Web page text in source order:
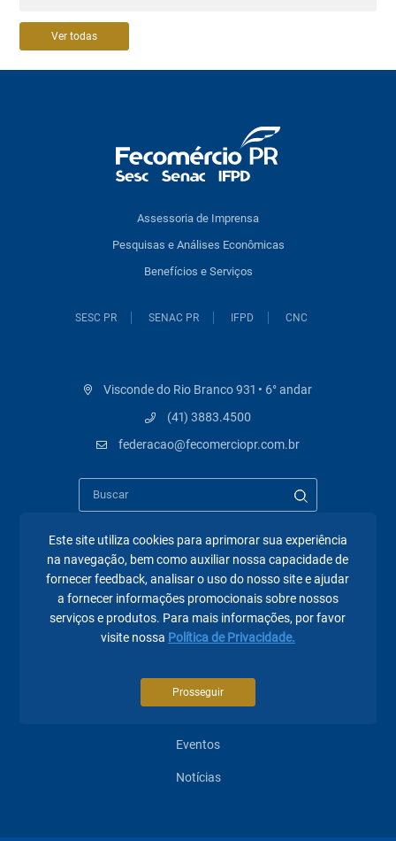
Ver todas
Assessoria de Imprensa
Pesquisas e Análises Econômicas
Benefícios e Serviços
SESC PR SENAC PR IFPD CNC
Visconde do Rio Branco 931 • 6° andar
(41) 3883.4500
federacao@fecomerciopr.com.br
Páginas mais visitadas
A Fecomércio PR
Sindicatos
Institucional
Eventos
Notícias
Este site utiliza cookies para aprimorar sua experiência
na navegação, bem como auxiliar nossa capacidade de
fornecer feedback, analisar o uso do nosso site e ajudar
a fornecer informações promocionais sobre nossos
serviços e produtos. Para mais informações, por favor
visite nossa Política de Privacidade.
Prosseguir